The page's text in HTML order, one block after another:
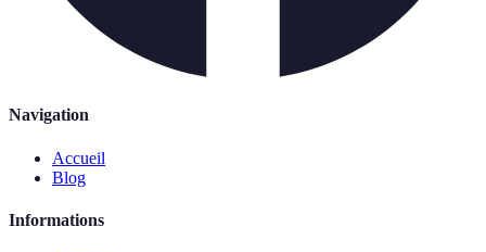
Navigation
Accueil
Blog
Informations